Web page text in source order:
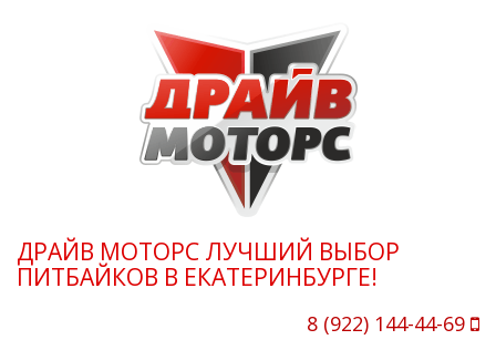
ДРАЙВ МОТОРС ЛУЧШИЙ ВЫБОР
ПИТБАЙКОВ В ЕКАТЕРИНБУРГЕ!
8 (922) 144-44-69